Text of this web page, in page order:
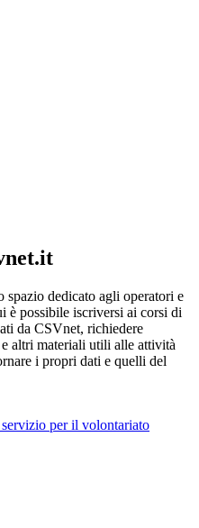
spazio dedicato agli operatori e
è possibile iscriversi ai corsi di
da CSVnet, richiedere
altri materiali utili alle attività
i propri dati e quelli del